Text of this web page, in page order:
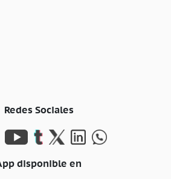
Redes Sociales
disponible en